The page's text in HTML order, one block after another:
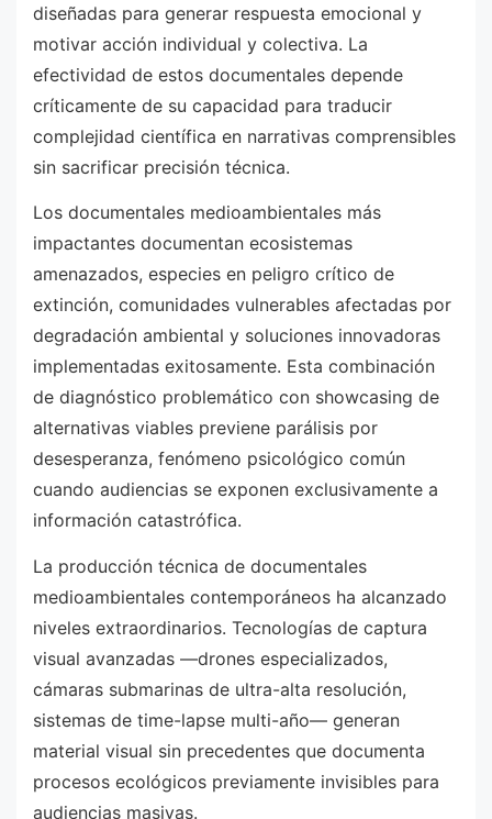
diseñadas para generar respuesta emocional y
motivar acción individual y colectiva. La
efectividad de estos documentales depende
críticamente de su capacidad para traducir
complejidad científica en narrativas comprensibles
sin sacrificar precisión técnica.
Los documentales medioambientales más
impactantes documentan ecosistemas
amenazados, especies en peligro crítico de
extinción, comunidades vulnerables afectadas por
degradación ambiental y soluciones innovadoras
implementadas exitosamente. Esta combinación
de diagnóstico problemático con showcasing de
alternativas viables previene parálisis por
desesperanza, fenómeno psicológico común
cuando audiencias se exponen exclusivamente a
información catastrófica.
La producción técnica de documentales
medioambientales contemporáneos ha alcanzado
niveles extraordinarios. Tecnologías de captura
visual avanzadas —drones especializados,
cámaras submarinas de ultra-alta resolución,
sistemas de time-lapse multi-año— generan
material visual sin precedentes que documenta
procesos ecológicos previamente invisibles para
audiencias masivas.